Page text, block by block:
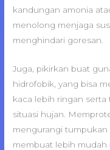
kandungan amonia
menolong menjaga
menghindari goresan.
Juga, pikirkan buat
hidrofobik, yang bisa
kaca lebih ringan
situasi hujan.
mengurangi tumpukan
membuat lebih